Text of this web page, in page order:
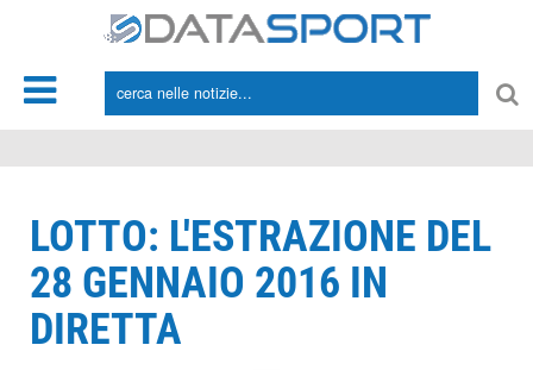
LOTTO: L'ESTRAZIONE DEL
28 GENNAIO 2016 IN
DIRETTA